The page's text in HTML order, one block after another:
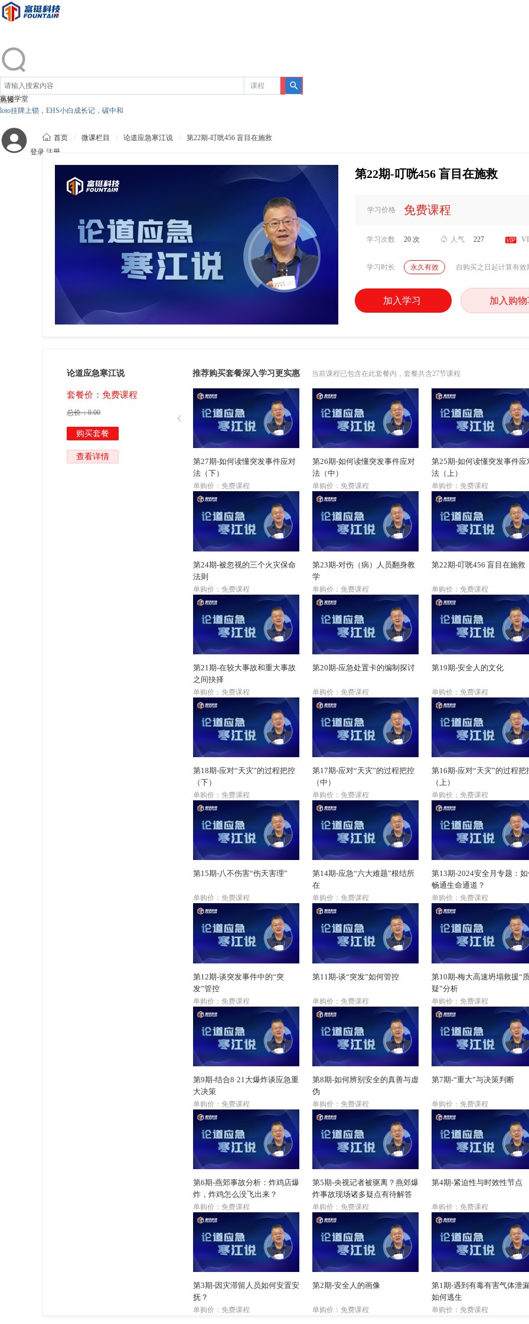
课程
热搜:
loto挂牌上锁，EHS小白成长记，碳中和
登录 注册
富铤学堂
 首页 / 微课栏目 / 论道应急寒江说 / 第22期-叮咣456 盲目在施救
第22期-叮咣456 盲目在施救
学习价格 免费课程
学习次数 20 次  人气 227 
学习时长 永久有效 自购买之日起计算有效
加入学习 加入购物
论道应急寒江说
套餐价：免费课程
总价：0.00
购买套餐
查看详情

推荐购买套餐深入学习更实惠 当前课程已包含在此套餐内，套餐共含27节课程
第27期-如何读懂突发事件应对
法（下）
单购价：免费课程
第26期-如何读懂突发事件应对
法（中）
单购价：免费课程
第25期-如何读懂突发事件应
法（上）
单购价：免费课程
第24期-被忽视的三个火灾保命
法则
单购价：免费课程
第23期-对伤（病）人员翻身教
学
单购价：免费课程
第22期-叮咣456 盲目在施救
单购价：免费课程
第21期-在较大事故和重大事故
之间抉择
单购价：免费课程
第20期-应急处置卡的编制探讨
单购价：免费课程
第19期-安全人的文化
单购价：免费课程
第18期-应对“天灾”的过程把控
（下）
单购价：免费课程
第17期-应对“天灾”的过程把控
（中）
单购价：免费课程
第16期-应对“天灾”的过程把
（上）
单购价：免费课程
第15期-八不伤害“伤天害理”
单购价：免费课程
第14期-应急“六大难题”根结所
在
单购价：免费课程
第13期-2024安全月专题：
畅通生命通道？
单购价：免费课程
第12期-谈突发事件中的“突
发”管控
单购价：免费课程
第11期-谈“突发”如何管控
单购价：免费课程
第10期-梅大高速坍塌救援“
疑”分析
单购价：免费课程
第9期-结合8·21大爆炸谈应急重
大决策
单购价：免费课程
第8期-如何辨别安全的真善与虚
伪
单购价：免费课程
第7期-“重大”与决策判断
单购价：免费课程
第6期-燕郊事故分析：炸鸡店爆
炸，炸鸡怎么没飞出来？
单购价：免费课程
第5期-央视记者被驱离？燕郊爆
炸事故现场诸多疑点有待解答
单购价：免费课程
第4期-紧迫性与时效性节点
单购价：免费课程
第3期-因灾滞留人员如何安置安
抚？
单购价：免费课程
第2期-安全人的画像
单购价：免费课程
第1期-遇到有毒有害气体泄
如何逃生
单购价：免费课程